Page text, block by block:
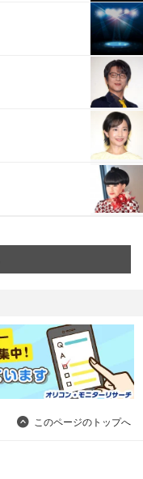
このページのトップへ